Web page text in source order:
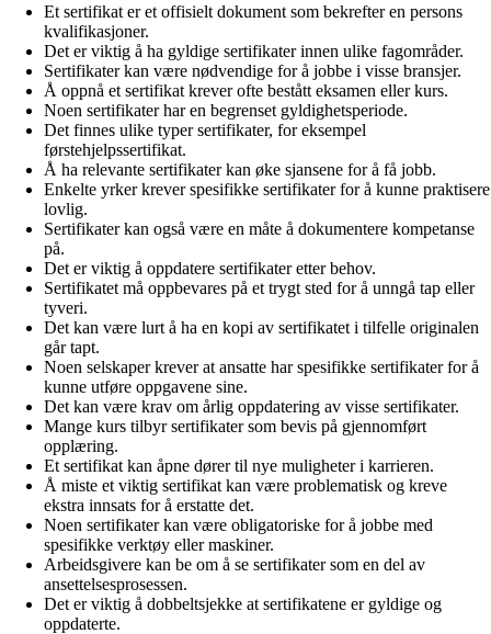
Et sertifikat er et offisielt dokument som bekrefter en persons
kvalifikasjoner.
Det er viktig å ha gyldige sertifikater innen ulike fagområder.
Sertifikater kan være nødvendige for å jobbe i visse bransjer.
Å oppnå et sertifikat krever ofte bestått eksamen eller kurs.
Noen sertifikater har en begrenset gyldighetsperiode.
Det finnes ulike typer sertifikater, for eksempel
førstehjelpssertifikat.
Å ha relevante sertifikater kan øke sjansene for å få jobb.
Enkelte yrker krever spesifikke sertifikater for å kunne praktisere
lovlig.
Sertifikater kan også være en måte å dokumentere kompetanse
på.
Det er viktig å oppdatere sertifikater etter behov.
Sertifikatet må oppbevares på et trygt sted for å unngå tap eller
tyveri.
Det kan være lurt å ha en kopi av sertifikatet i tilfelle originalen
går tapt.
Noen selskaper krever at ansatte har spesifikke sertifikater for å
kunne utføre oppgavene sine.
Det kan være krav om årlig oppdatering av visse sertifikater.
Mange kurs tilbyr sertifikater som bevis på gjennomført
opplæring.
Et sertifikat kan åpne dører til nye muligheter i karrieren.
Å miste et viktig sertifikat kan være problematisk og kreve
ekstra innsats for å erstatte det.
Noen sertifikater kan være obligatoriske for å jobbe med
spesifikke verktøy eller maskiner.
Arbeidsgivere kan be om å se sertifikater som en del av
ansettelsesprosessen.
Det er viktig å dobbeltsjekke at sertifikatene er gyldige og
oppdaterte.